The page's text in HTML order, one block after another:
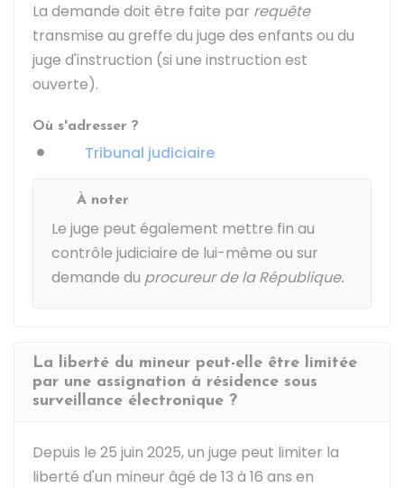
La demande doit être faite par requête
transmise au greffe du juge des enfants ou du
juge d'instruction (si une instruction est
ouverte).
Où s'adresser ?
Tribunal judiciaire
À noter
Le juge peut également mettre fin au
contrôle judiciaire de lui-même ou sur
demande du procureur de la République.
La liberté du mineur peut-elle être limitée
par une assignation à résidence sous
surveillance électronique ?
Depuis le 25 juin 2025, un juge peut limiter la
liberté d'un mineur âgé de 13 à 16 ans en